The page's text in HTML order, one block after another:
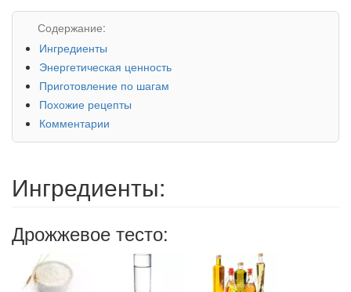
Содержание:
Ингредиенты
Энергетическая ценность
Приготовление по шагам
Похожие рецепты
Комментарии
Ингредиенты:
Дрожжевое тесто: